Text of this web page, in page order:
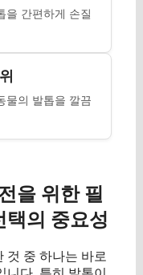
을 간편하게 손질
물의 발톱을 깔끔
을 위한 필
택의 중요성
것 중 하나는 바로